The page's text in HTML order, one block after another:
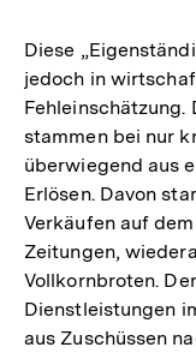
Diese
jedoch in
Fehleinschätzung.
stammen bei nur
überwiegend aus
Erlösen. Davon
Verkäufen auf
Zeitungen,
Vollkornbroten.
Dienstleistungen
aus Zuschüssen